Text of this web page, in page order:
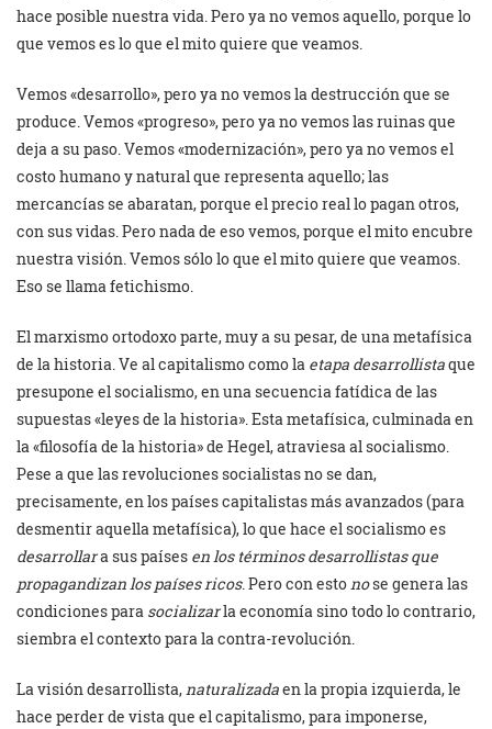
hace posible nuestra vida. Pero ya no vemos aquello, porque lo
que vemos es lo que el mito quiere que veamos.
Vemos «desarrollo», pero ya no vemos la destrucción que se
produce. Vemos «progreso», pero ya no vemos las ruinas que
deja a su paso. Vemos «modernización», pero ya no vemos el
costo humano y natural que representa aquello; las
mercancías se abaratan, porque el precio real lo pagan otros,
con sus vidas. Pero nada de eso vemos, porque el mito encubre
nuestra visión. Vemos sólo lo que el mito quiere que veamos.
Eso se llama fetichismo.
El marxismo ortodoxo parte, muy a su pesar, de una metafísica
de la historia. Ve al capitalismo como la etapa desarrollistaque
presupone el socialismo, en una secuencia fatídica de las
supuestas «leyes de la historia». Esta metafísica, culminada en
la «filosofía de la historia» de Hegel, atraviesa al socialismo.
Pese a que las revoluciones socialistas no se dan,
precisamente, en los países capitalistas más avanzados (para
desmentir aquella metafísica), lo que hace el socialismo es
desarrollara sus países en los términos desarrollistas que
propagandizan los países ricos. Pero con esto nose genera las
condiciones para socializarla economía sino todo lo contrario,
siembra el contexto para la contra-revolución.
La visión desarrollista, naturalizadaen la propia izquierda, le
hace perder de vista que el capitalismo, para imponerse,